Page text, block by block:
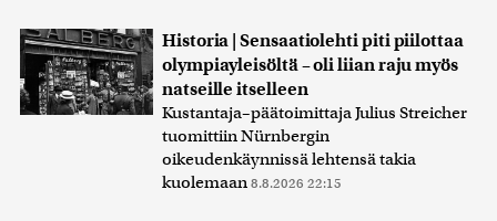
Historia | Sensaatiolehti piti piilottaa
olympiayleisöltä – oli liian raju myös
natseille itselleen
Kustantaja–päätoimittaja Julius Streicher
tuomittiin Nürnbergin
oikeudenkäynnissä lehtensä takia
kuolemaan 8.8.2026 22:15